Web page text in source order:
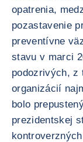
opatrenia,
pozastavenie
preventívne
stavu v marci
podozrivých, z
organizácií
bolo
prezidentskej